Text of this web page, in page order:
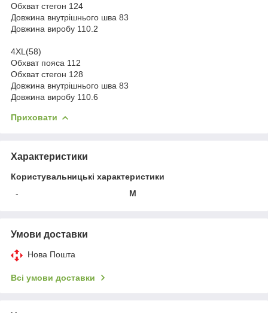
Обхват стегон 124
Довжина внутрішнього шва 83
Довжина виробу 110.2
4XL(58)
Обхват пояса 112
Обхват стегон 128
Довжина внутрішнього шва 83
Довжина виробу 110.6
Приховати
Характеристики
Користувальницькі характеристики
-
M
Умови доставки
Нова Пошта
Всі умови доставки